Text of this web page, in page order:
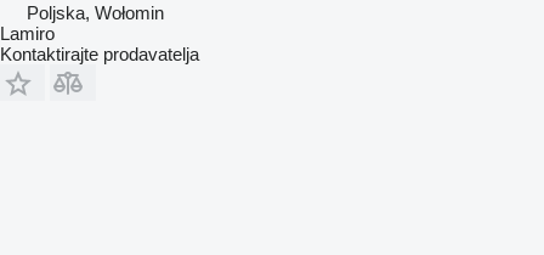
Poljska, Wołomin
Lamiro
Kontaktirajte prodavatelja